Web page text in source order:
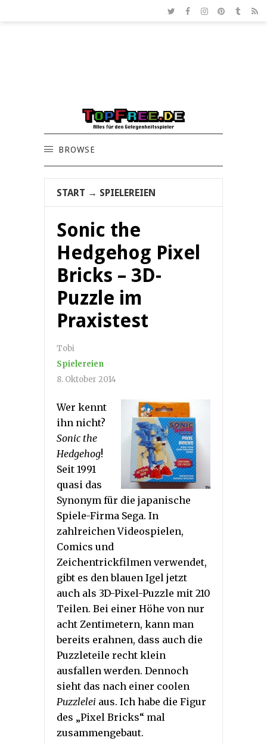
BROWSE
START → SPIELEREIEN
Sonic the
Hedgehog Pixel
Bricks – 3D-
Puzzle im
Praxistest
Tobi
Spielereien
8. Oktober 2014
Wer kennt
ihn nicht?
Sonic the
Hedgehog!
Seit 1991
quasi das
Synonym für die japanische
Spiele-Firma Sega. In
zahlreichen Videospielen,
Comics und
Zeichentrickfilmen verwendet,
gibt es den blauen Igel jetzt
auch als 3D-Pixel-Puzzle mit 210
Teilen. Bei einer Höhe von nur
acht Zentimetern, kann man
bereits erahnen, dass auch die
Puzzleteile recht klein
ausfallen werden. Dennoch
sieht das nach einer coolen
Puzzlelei aus. Ich habe die Figur
des „Pixel Bricks“ mal
zusammengebaut.